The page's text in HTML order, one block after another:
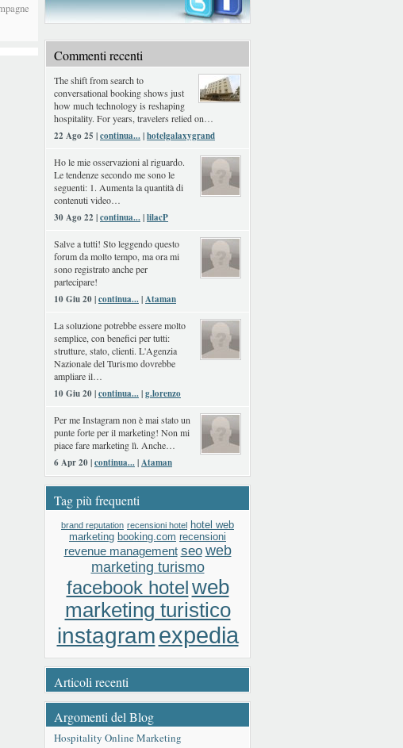
Commenti recenti
The shift from search to
conversational booking shows just
how much technology is reshaping
hospitality. For years, travelers relied on…
22 Ago 25 |continua...|hotelgalaxygrand
Ho le mie osservazioni al riguardo.
Le tendenze secondo me sono le
seguenti: 1. Aumenta la quantità di
contenuti video…
30 Ago 22 |continua...|lilacP
Salve a tutti! Sto leggendo questo
forum da molto tempo, ma ora mi
sono registrato anche per
partecipare!
10 Giu 20 |continua...|Ataman
La soluzione potrebbe essere molto
semplice, con benefici per tutti:
strutture, stato, clienti. L'Agenzia
Nazionale del Turismo dovrebbe
ampliare il…
10 Giu 20 |continua...|g.lorenzo
Per me Instagram non è mai stato un
punte forte per il marketing! Non mi
piace fare marketing lì. Anche…
6 Apr 20 |continua...|Ataman
Tag più frequenti
brand reputation recensioni hotel hotel web
marketing booking.com recensioni
revenue management seo web
marketing turismo
facebook hotelweb
marketing turistico
instagramexpedia
Articoli recenti
Argomenti del Blog
Hospitality Online Marketing